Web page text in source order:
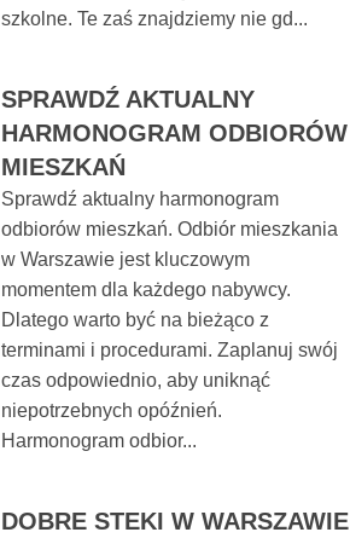
szkolne. Te zaś znajdziemy nie gd...
SPRAWDŹ AKTUALNY
HARMONOGRAM ODBIORÓW
MIESZKAŃ
Sprawdź aktualny harmonogram
odbiorów mieszkań. Odbiór mieszkania
w Warszawie jest kluczowym
momentem dla każdego nabywcy.
Dlatego warto być na bieżąco z
terminami i procedurami. Zaplanuj swój
czas odpowiednio, aby uniknąć
niepotrzebnych opóźnień.
Harmonogram odbior...
DOBRE STEKI W WARSZAWIE